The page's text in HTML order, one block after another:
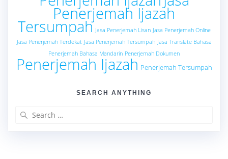
Penerjemah Ijazah
Tersumpah Jasa Penerjemah Lisan Jasa Penerjemah Online
Jasa Penerjemah Terdekat Jasa Penerjemah Tersumpah Jasa Translate Bahasa
Penerjemah Bahasa Mandarin Penerjemah Dokumen
Penerjemah Ijazah Penerjemah Tersumpah
SEARCH ANYTHING